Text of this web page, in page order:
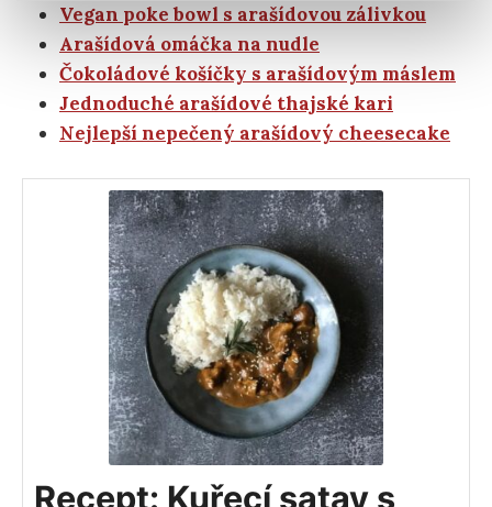
Vegan poke bowl s arašídovou zálivkou
Arašídová omáčka na nudle
Čokoládové košíčky s arašídovým máslem
Jednoduché arašídové thajské kari
Nejlepší nepečený arašídový cheesecake
Recept: Kuřecí satay s